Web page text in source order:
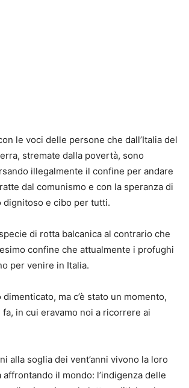
le voci delle persone che dall’Italia del
stremate dalla povertà, sono
illegalmente il confine per andare
dal comunismo e con la speranza di
dignitoso e cibo per tutti.
di rotta balcanica al contrario che
confine che attualmente i profughi
per venire in Italia.
ma c’è stato un momento,
in cui eravamo noi a ricorrere ai
alla soglia dei vent’anni vivono la loro
il mondo: l’indigenza delle